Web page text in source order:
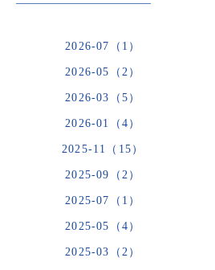
2026-07（1）
2026-05（2）
2026-03（5）
2026-01（4）
2025-11（15）
2025-09（2）
2025-07（1）
2025-05（4）
2025-03（2）